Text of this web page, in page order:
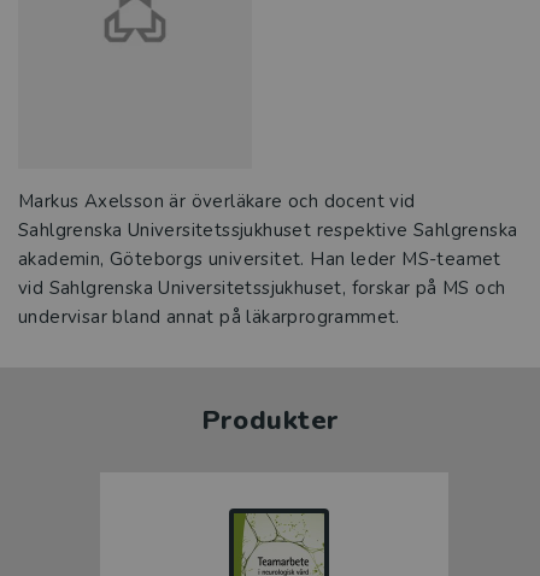
Markus Axelsson är överläkare och docent vid
Sahlgrenska Universitetssjukhuset respektive Sahlgrenska
akademin, Göteborgs universitet. Han leder MS-teamet
vid Sahlgrenska Universitetssjukhuset, forskar på MS och
undervisar bland annat på läkarprogrammet.
Produkter